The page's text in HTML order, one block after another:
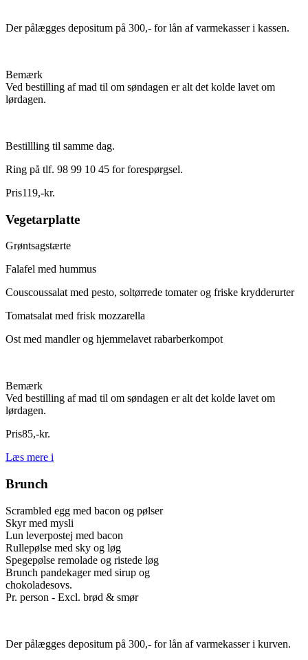
Der pålægges depositum på 300,- for lån af varmekasser i kassen.
Bemærk
Ved bestilling af mad til om søndagen er alt det kolde lavet om
lørdagen.
Bestillling til samme dag.
Ring på tlf. 98 99 10 45 for forespørgsel.
Pris119,-kr.
Vegetarplatte
Grøntsagstærte
Falafel med hummus
Couscoussalat med pesto, soltørrede tomater og friske krydderurter
Tomatsalat med frisk mozzarella
Ost med mandler og hjemmelavet rabarberkompot
Bemærk
Ved bestilling af mad til om søndagen er alt det kolde lavet om
lørdagen.
Pris85,-kr.
Læs mere i
Brunch
Scrambled egg med bacon og pølser
Skyr med mysli
Lun leverpostej med bacon
Rullepølse med sky og løg
Spegepølse remolade og ristede løg
Brunch pandekager med sirup og
chokoladesovs.
Pr. person - Excl. brød & smør
Der pålægges depositum på 300,- for lån af varmekasser i kurven.